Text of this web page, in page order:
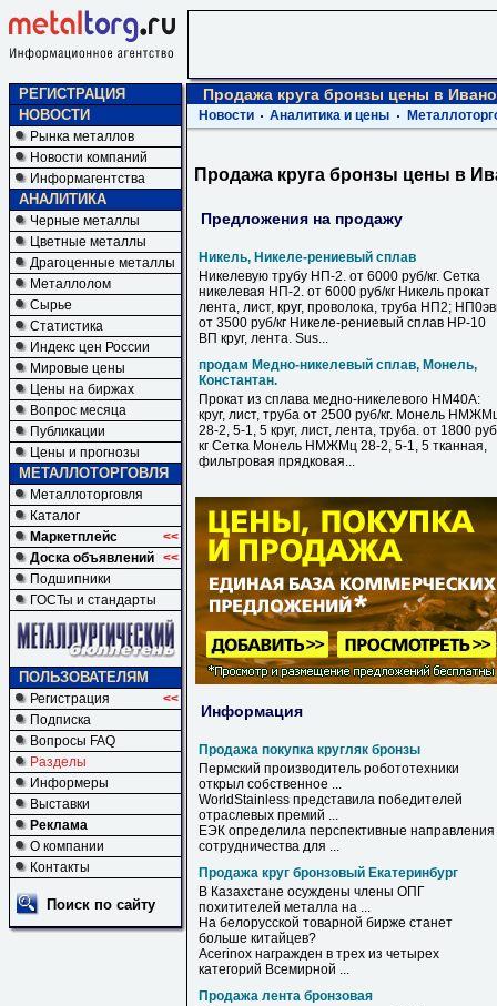
РЕГИСТРАЦИЯ
НОВОСТИ
Рынка металлов
Новости компаний
Информагентства
АНАЛИТИКА
Черные металлы
Цветные металлы
Драгоценные металлы
Металлолом
Сырье
Статистика
Индекс цен России
Мировые цены
Цены на биржах
Вопрос месяца
Публикации
Цены и прогнозы
МЕТАЛЛОТОРГОВЛЯ
Металлоторговля
Каталог
Маркетплейс
<<
Доска объявлений <<
Подшипники
ГОСТы и стандарты
ПОЛЬЗОВАТЕЛЯМ
Регистрация
<<
Подписка
Вопросы FAQ
Разделы
Информеры
Выставки
Реклама
О компании
Контакты
Поиск по сайту
Продажа круга бронзы цены в
Новости Аналитика и цены
Продажа круга бронзы цены в
Предложения на продажу
Никель, Никеле-рениевый сплав
Никелевую трубу НП-2. от 6000 руб/кг. Сетка
никелевая НП-2. от 6000 руб/кг Никель прокат
лента, лист, круг, проволока, труба НП2;
от 3500 руб/кг Никеле-рениевый сплав НР-10
ВП круг, лента. Sus...
продам Медно-никелевый сплав, Монель,
Константан.
Прокат из сплава медно-никелевого НМ40А:
круг, лист, труба от 2500 руб/кг. Монель
28-2, 5-1, 5 круг, лист, лента, труба. от 1800
кг Сетка Монель НМЖМц 28-2, 5-1, 5 тканная,
фильтровая прядковая...
Информация
Продажа покупка кругляк бронзы
Пермский производитель робототехники
открыл собственное ...
WorldStainless представила победителей
отраслевых премий ...
ЕЭК определила перспективные направления
сотрудничества для ...
Продажа круг бронзовый Екатеринбург
В Казахстане осуждены члены ОПГ
похитителей металла на ...
На белорусской товарной бирже станет
больше китайцев?
Acerinox награжден в трех из четырех
категорий Всемирной ...
Продажа лента бронзовая